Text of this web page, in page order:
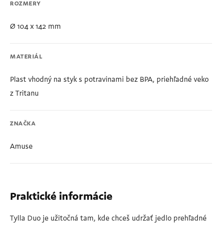
ROZMERY
Ø 104 x 142 mm
MATERIÁL
Plast vhodný na styk s potravinami bez BPA, priehľadné veko
z Tritanu
ZNAČKA
Amuse
Praktické informácie
Tylla Duo je užitočná tam, kde chceš udržať jedlo prehľadné